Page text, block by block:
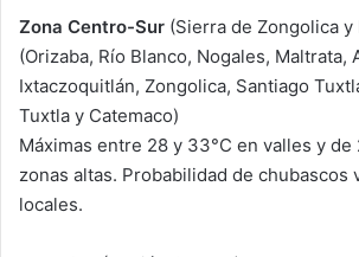
Zona Centro-Sur (Sierra de Zongolica y
(Orizaba, Río Blanco, Nogales, Maltrata,
Ixtaczoquitlán, Zongolica, Santiago
Tuxtla y Catemaco)
Máximas entre 28 y 33°C en valles y de
zonas altas. Probabilidad de chubascos
locales.